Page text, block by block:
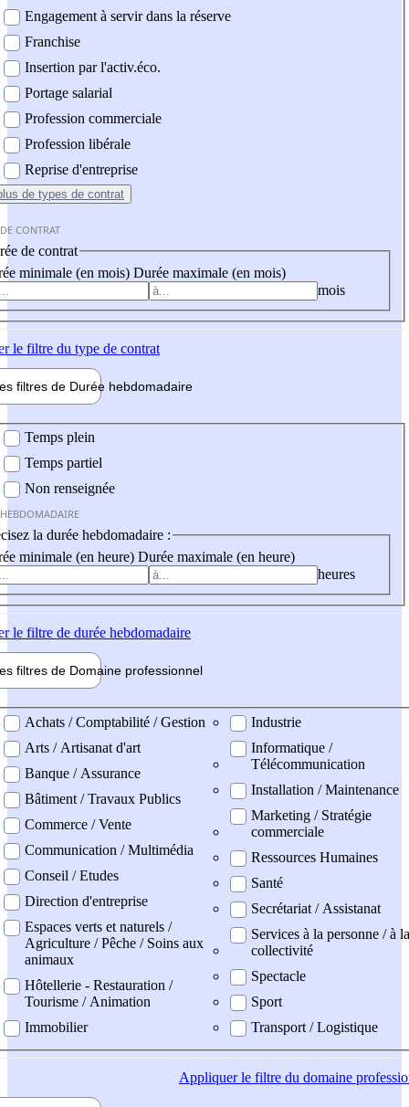
Engagement à servir dans la réserve
Franchise
Insertion par l'activ.éco.
Portage salarial
Profession commerciale
Profession libérale
Reprise d'entreprise
de types de contrat
CONTRAT
de contrat
minimale (en mois) Durée maximale (en mois)
mois
le filtre du type de contrat
filtres de Durée hebdomadaire
Temps plein
Temps partiel
Non renseignée
la durée hebdomadaire :
minimale (en heure) Durée maximale (en heure)
heures
le filtre de durée hebdomadaire
filtres de Domaine professionnel
professionel
Achats / Comptabilité / Gestion
Arts / Artisanat d'art
Banque / Assurance
Bâtiment / Travaux Publics
Commerce / Vente
Communication / Multimédia
Conseil / Etudes
Direction d'entreprise
Espaces verts et naturels /
Agriculture / Pêche / Soins aux
animaux
Hôtellerie - Restauration /
Tourisme / Animation
Immobilier
Industrie
Informatique /
Télécommunication
Installation / Maintenance
Marketing / Stratégie
commerciale
Ressources Humaines
Santé
Secrétariat / Assistanat
Services à la personne / à la
collectivité
Spectacle
Sport
Transport / Logistique
Appliquerle filtre du domaine